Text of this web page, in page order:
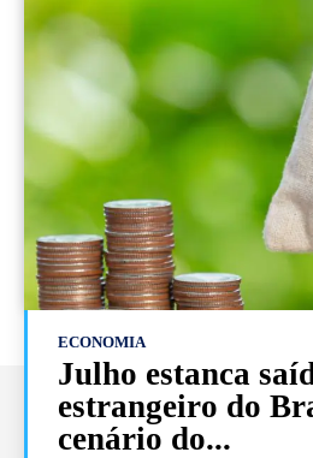
ECONOMIA
Julho estanca
estrangeiro do
cenário do...